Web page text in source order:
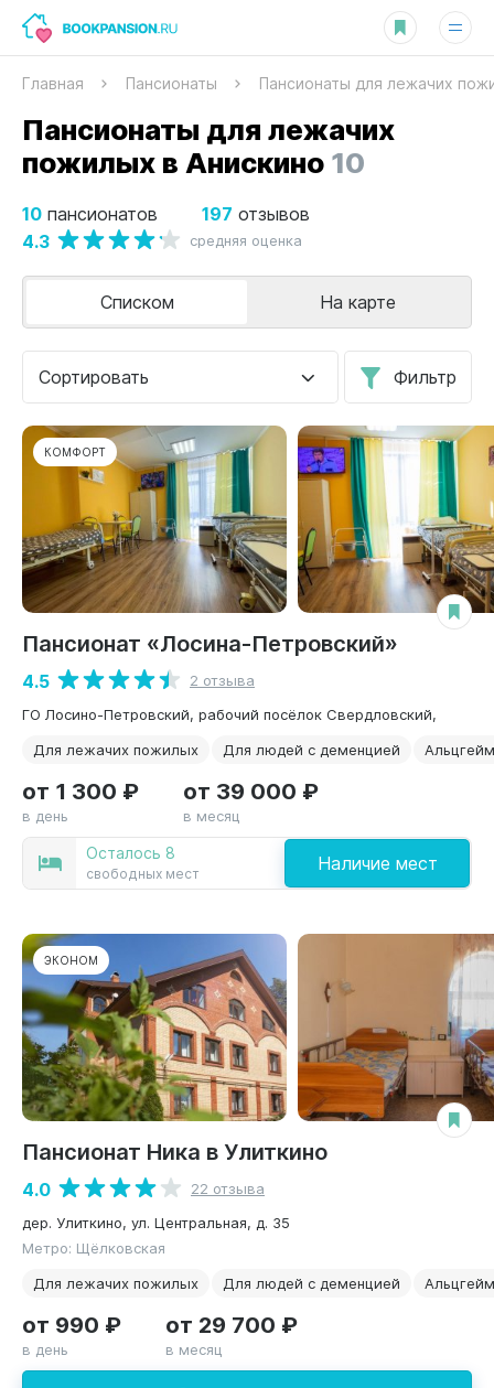
Главная Пансионаты Пансионаты для лежачих
Пансионаты для лежачих
пожилых в Анискино10
10 пансионатов 197 отзывов
4.3 средняя оценка
Сортировать Фильтр
Списком На карте
КОМФОРТ
Пансионат «Лосина-Петровский»
4.5
2 отзыва
ГО Лосино-Петровский, рабочий посёлок Свердловский,
Для лежачих пожилых
Для людей с деменцией
Осталось 8
свободных мест Наличие мест
от 1 300 ₽
в день
от 39 000 ₽
в месяц
ЭКОНОМ
Пансионат Ника в Улиткино
4.0
22 отзыва
дер. Улиткино, ул. Центральная, д. 35
Метро: Щёлковская
Для лежачих пожилых
Для людей с деменцией
от 990 ₽
в день
от 29 700 ₽
в месяц